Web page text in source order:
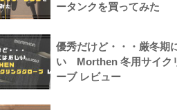
ータンクを買ってみた
優秀だけど・・・厳冬期
い Morthen 冬用サイク
ーブ レビュー